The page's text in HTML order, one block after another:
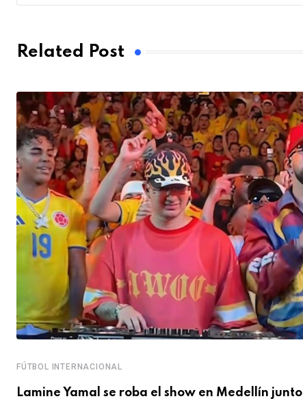
Related Post
FÚTBOL INTERNACIONAL
Lamine Yamal se roba el show en Medellín junto